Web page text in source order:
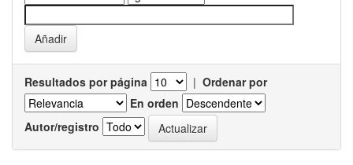
Resultados por página | Ordenar por
En orden
Autor/registro